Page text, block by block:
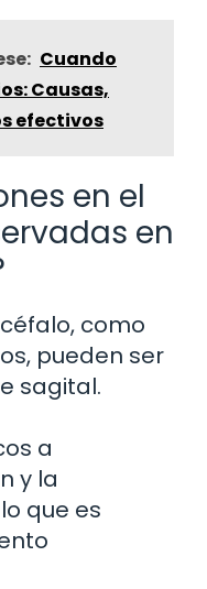
Cuando
Causas,
efectivos
en el
en
como
pueden ser
sagital.
a
y la
que es